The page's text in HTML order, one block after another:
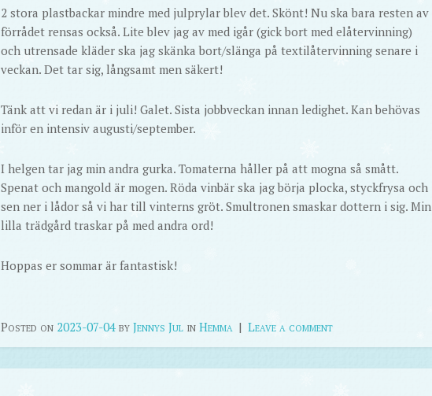
2 stora plastbackar mindre med julprylar blev det. Skönt! Nu ska bara resten av
förrådet rensas också. Lite blev jag av med igår (gick bort med elåtervinning)
och utrensade kläder ska jag skänka bort/slänga på textilåtervinning senare i
veckan. Det tar sig, långsamt men säkert!
Tänk att vi redan är i juli! Galet. Sista jobbveckan innan ledighet. Kan behövas
inför en intensiv augusti/september.
I helgen tar jag min andra gurka. Tomaterna håller på att mogna så smått.
Spenat och mangold är mogen. Röda vinbär ska jag börja plocka, styckfrysa och
sen ner i lådor så vi har till vinterns gröt. Smultronen smaskar dottern i sig. Min
lilla trädgård traskar på med andra ord!
Hoppas er sommar är fantastisk!
Posted on 2023-07-04 by Jennys Jul in Hemma | Leave a comment